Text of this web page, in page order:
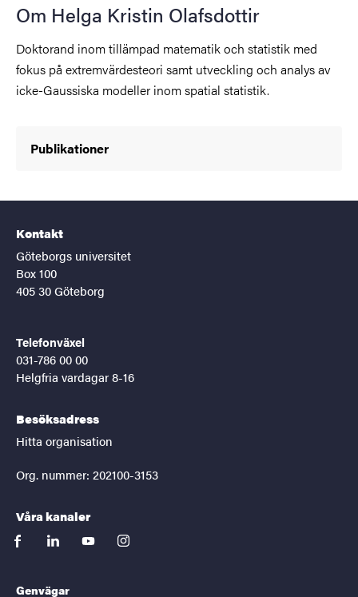
Om Helga Kristin Olafsdottir
Doktorand inom tillämpad matematik och statistik med
fokus på extremvärdesteori samt utveckling och analys av
icke-Gaussiska modeller inom spatial statistik.
Publikationer
Kontakt
Göteborgs universitet
Box 100
405 30 Göteborg
Telefonväxel
031-786 00 00
Helgfria vardagar 8-16
Besöksadress
Hitta organisation
Org. nummer: 202100-3153
Våra kanaler
facebooklinkedinyoutubeinstagram
Genvägar